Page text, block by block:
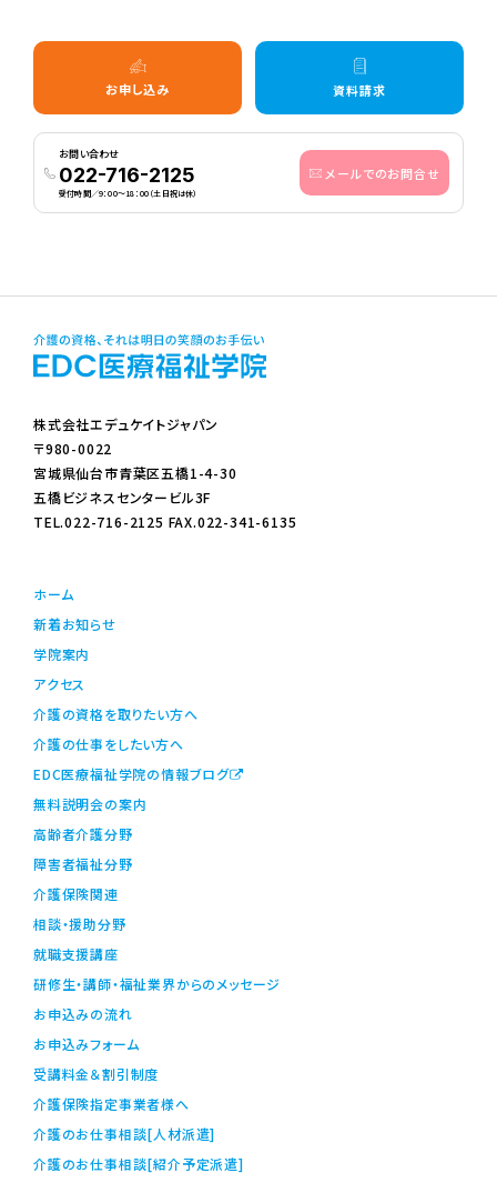
お申し込み 資料請求
お問い合わせ
022-716-2125
受付時間／9：00〜18：00（土日祝は休）
メールでのお問合せ
株式会社エデュケイトジャパン
〒980-0022
宮城県仙台市青葉区五橋1-4-30
五橋ビジネスセンタービル3F
TEL.022-716-2125 FAX.022-341-6135
ホーム
新着お知らせ
学院案内
アクセス
介護の資格を取りたい方へ
介護の仕事をしたい方へ
EDC医療福祉学院の情報ブログ
無料説明会の案内
高齢者介護分野
障害者福祉分野
介護保険関連
相談・援助分野
就職支援講座
研修生・講師・福祉業界からのメッセージ
お申込みの流れ
お申込みフォーム
受講料金＆割引制度
介護保険指定事業者様へ
介護のお仕事相談[人材派遣]
介護のお仕事相談[紹介予定派遣]